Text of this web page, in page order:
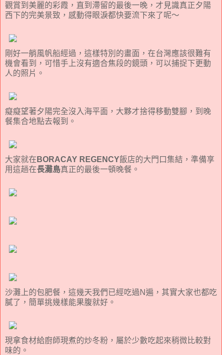
觀賞到美麗的彩霞，直到滯留的最後一晚，才見識真正夕陽
西下的完美景致，感動得眼淚都快要流下來了呢～
剛好一艄風帆船經過，這樣特別的畫面，在台灣應該很難有
機會看到，可惜手上沒有適合焦段的鏡頭，可以捕捉下更動
人的照片。
癡癡望著夕陽完全沒入海平面，大夥才捨得移動雙腳，到晚
餐集合地點去報到。
大家就在 BORACAY REGENCY飯店的大門口集結，準備享
用這趟在長灘島真正的最後一頓晚餐。
沙灘上的包肥餐，這幾天我們已經吃過N遍，其實大家也都吃
膩了，簡單挑幾樣能果腹就好。
現拿食材給廚師現煮的炒冬粉，屬於少數吃起來稍微比較對
味的。